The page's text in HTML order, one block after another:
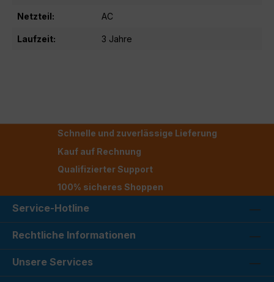
Netzteil: AC
Laufzeit: 3 Jahre
Schnelle und zuverlässige Lieferung
Kauf auf Rechnung
Qualifizierter Support
100% sicheres Shoppen
Service-Hotline
Rechtliche Informationen
Unsere Services